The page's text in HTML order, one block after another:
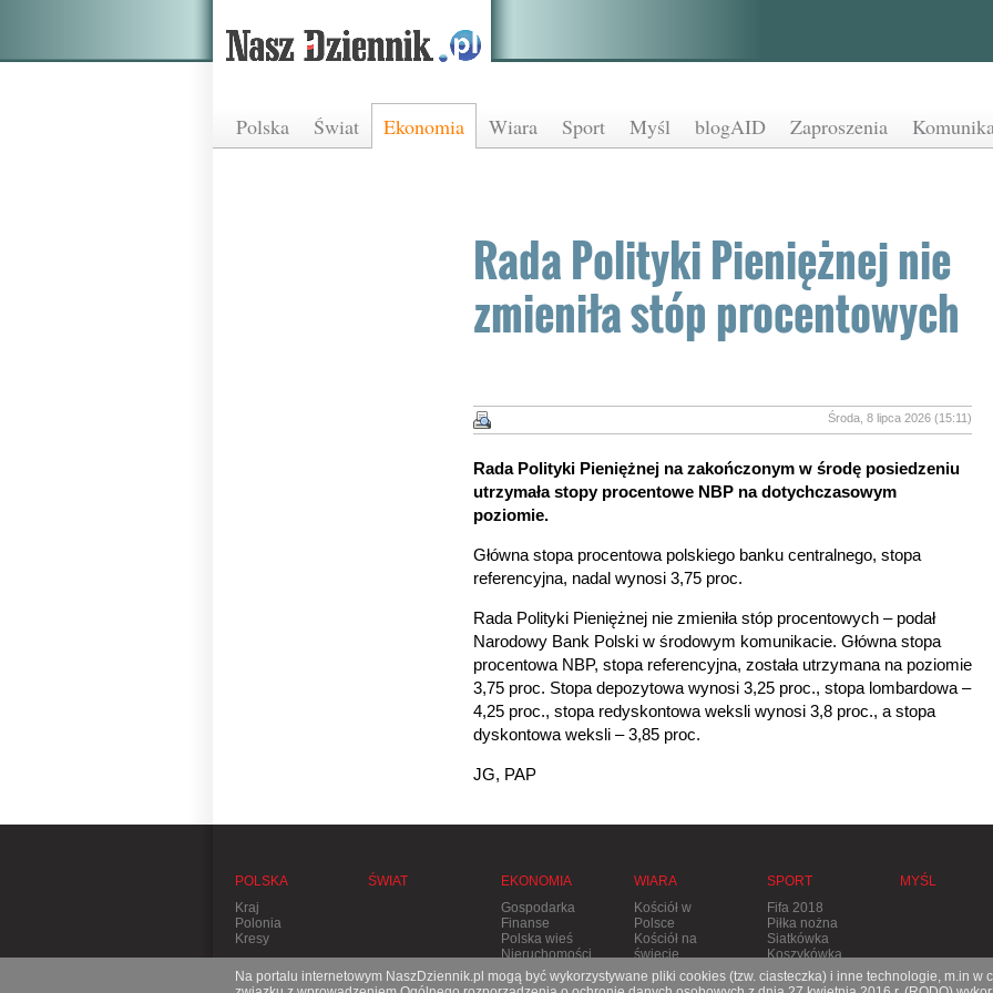
Polska Świat Ekonomia Wiara Sport Myśl blogAID Zaproszenia
Rada Polityki Pieniężnej nie
zmieniła stóp procentowych
Środa, 8 lipca 2026 (15:11)
Rada Polityki Pieniężnej na zakończonym w środę posiedzeniu
utrzymała stopy procentowe NBP na dotychczasowym
poziomie.
Główna stopa procentowa polskiego banku centralnego, stopa
referencyjna, nadal wynosi 3,75 proc.
Rada Polityki Pieniężnej nie zmieniła stóp procentowych – podał
Narodowy Bank Polski w środowym komunikacie. Główna stopa
procentowa NBP, stopa referencyjna, została utrzymana na poziomie
3,75 proc. Stopa depozytowa wynosi 3,25 proc., stopa lombardowa –
4,25 proc., stopa redyskontowa weksli wynosi 3,8 proc., a stopa
dyskontowa weksli – 3,85 proc.
JG, PAP
POLSKA
Kraj
Polonia
Kresy
ŚWIAT
EKONOMIA
Gospodarka
Finanse
Polska wieś
Nieruchomości
WIARA
Kościół w
Polsce
Kościół na
świecie
Stolica
Apostolska
SPORT
Fifa 2018
Piłka nożna
Siatkówka
Koszykówka
Tenis
Pozostałe
MYŚL
Na portalu internetowym NaszDziennik.pl mogą być wykorzystywane pliki cookies (tzw. ciasteczka) i inne technologie, m.in w